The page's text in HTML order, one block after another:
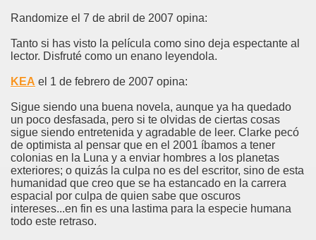
Randomize el 7 de abril de 2007 opina:
Tanto si has visto la película como sino deja espectante al
lector. Disfruté como un enano leyendola.
KEA el 1 de febrero de 2007 opina:
Sigue siendo una buena novela, aunque ya ha quedado
un poco desfasada, pero si te olvidas de ciertas cosas
sigue siendo entretenida y agradable de leer. Clarke pecó
de optimista al pensar que en el 2001 íbamos a tener
colonias en la Luna y a enviar hombres a los planetas
exteriores; o quizás la culpa no es del escritor, sino de esta
humanidad que creo que se ha estancado en la carrera
espacial por culpa de quien sabe que oscuros
intereses...en fin es una lastima para la especie humana
todo este retraso.